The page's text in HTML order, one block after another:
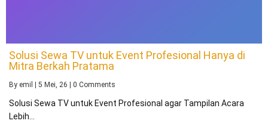
Solusi Sewa TV untuk Event Profesional Hanya di
Mitra Berkah Pratama
By emil 5 Mei, 26 0 Comments
Solusi Sewa TV untuk Event Profesional agar Tampilan Acara
Lebih…